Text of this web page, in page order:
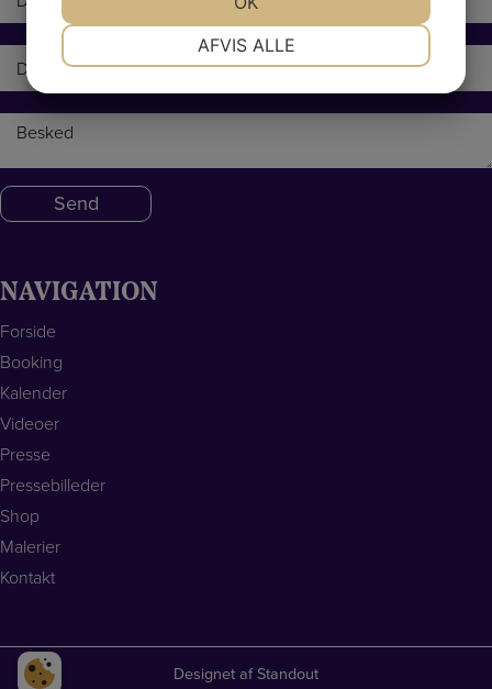
m
a
l
*
l
e
o
n
s
k
e
NAVIGATION
Forside
Booking
Kalender
Videoer
Presse
Pressebilleder
Shop
Malerier
Kontakt
Designet afStandout
MARKETING STATISTIK
AFVIS ALLE